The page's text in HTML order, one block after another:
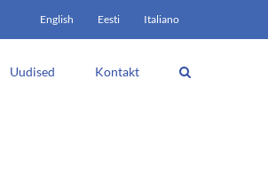
English Eesti Italiano
Uudised Kontakt